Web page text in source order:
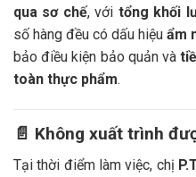
qua sơ chế, với tổng khối
số hàng đều có dấu hiệu ẩm
bảo điều kiện bảo quản và
toàn thực phẩm.
📄 Không xuất trình
Tại thời điểm làm việc, chị